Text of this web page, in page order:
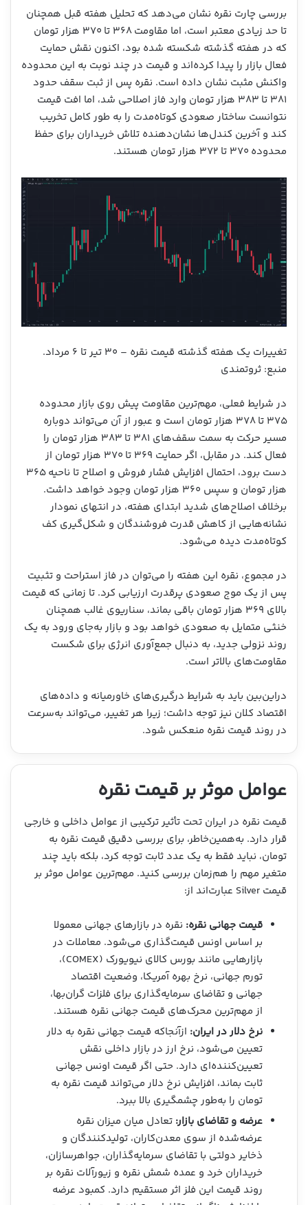
بررسی چارت نقره نشان می‌دهد که تحلیل هفته قبل همچنان
تا حد زیادی معتبر است، اما مقاومت ۳۶۸ تا ۳۷۰ هزار تومان
که در هفته گذشته شکسته شده بود، اکنون نقش حمایت
فعال بازار را پیدا کرده‌اند و قیمت در چند نوبت به این محدوده
واکنش مثبت نشان داده است. نقره پس از ثبت سقف حدود
۳۸۱ تا ۳۸۳ هزار تومان وارد فاز اصلاحی شد، اما افت قیمت
نتوانست ساختار صعودی کوتاه‌مدت را به طور کامل تخریب
کند و آخرین کندل‌ها نشان‌دهنده تلاش خریداران برای حفظ
محدوده ۳۷۰ تا ۳۷۲ هزار تومان هستند.
تغییرات یک هفته گذشته قیمت نقره – ۳۰ تیر تا ۶ مرداد.
منبع: ثروتمندی
در شرایط فعلی، مهم‌ترین مقاومت پیش روی بازار محدوده
۳۷۵ تا ۳۷۸ هزار تومان است و عبور از آن می‌تواند دوباره
مسیر حرکت به سمت سقف‌های ۳۸۱ تا ۳۸۳ هزار تومان را
فعال کند. در مقابل، اگر حمایت ۳۶۹ تا ۳۷۰ هزار تومان از
دست برود، احتمال افزایش فشار فروش و اصلاح تا ناحیه ۳۶۵
هزار تومان و سپس ۳۶۰ هزار تومان وجود خواهد داشت.
برخلاف اصلاح‌های شدید ابتدای هفته، در انتهای نمودار
نشانه‌هایی از کاهش قدرت فروشندگان و شکل‌گیری کف
کوتاه‌مدت دیده می‌شود.
در مجموع، نقره این هفته را می‌توان در فاز استراحت و تثبیت
پس از یک موج صعودی پرقدرت ارزیابی کرد. تا زمانی که قیمت
بالای ۳۶۹ هزار تومان باقی بماند، سناریوی غالب همچنان
خنثی متمایل به صعودی خواهد بود و بازار به‌جای ورود به یک
روند نزولی جدید، به دنبال جمع‌آوری انرژی برای شکست
مقاومت‌های بالاتر است.
دراین‌بین باید به شرایط درگیری‌های خاورمیانه و داده‌های
اقتصاد کلان نیز توجه داشت؛ زیرا هر تغییر، می‌تواند به‌سرعت
در روند قیمت نقره منعکس شود.
عوامل موثر بر قیمت نقره
قیمت نقره در ایران تحت تأثیر ترکیبی از عوامل داخلی و خارجی
قرار دارد. به‌همین‌خاطر، برای بررسی دقیق قیمت نقره به
تومان، نباید فقط به یک عدد ثابت توجه کرد، بلکه باید چند
متغیر مهم را هم‌زمان بررسی کنید. مهم‌ترین عوامل موثر بر
قیمت Silver عبارت‌اند از:
قیمت جهانی نقره: نقره در بازارهای جهانی معمولا
بر اساس اونس قیمت‌گذاری می‌شود. معاملات در
بازارهایی مانند بورس کالای نیویورک (COMEX)،
تورم جهانی، نرخ بهره آمریکا، وضعیت اقتصاد
جهانی و تقاضای سرمایه‌گذاری برای فلزات گران‌بها،
از مهم‌ترین محرک‌های قیمت جهانی نقره هستند.
نرخ دلار در ایران: ازآنجاکه قیمت جهانی نقره به دلار
تعیین می‌شود، نرخ ارز در بازار داخلی نقش
تعیین‌کننده‌ای دارد. حتی اگر قیمت اونس جهانی
ثابت بماند، افزایش نرخ دلار می‌تواند قیمت نقره به
تومان را به‌طور چشمگیری بالا ببرد.
عرضه و تقاضای بازار: تعادل میان میزان نقره
عرضه‌شده از سوی معدن‌کاران، تولیدکنندگان و
ذخایر دولتی با تقاضای سرمایه‌گذاران، جواهرسازان،
خریداران خرد و عمده شمش نقره و زیورآلات نقره بر
روند قیمت این فلز اثر مستقیم دارد. کمبود عرضه